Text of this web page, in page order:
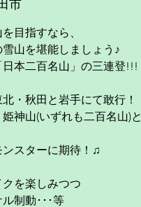
市
目指すなら、
山を堪能しましょう♪
本二百名山」の三連登!!!
・秋田と岩手にて敢行！
神山(いずれも二百名山)と
スターに期待！♫
を楽しみつつ
制動･･･等